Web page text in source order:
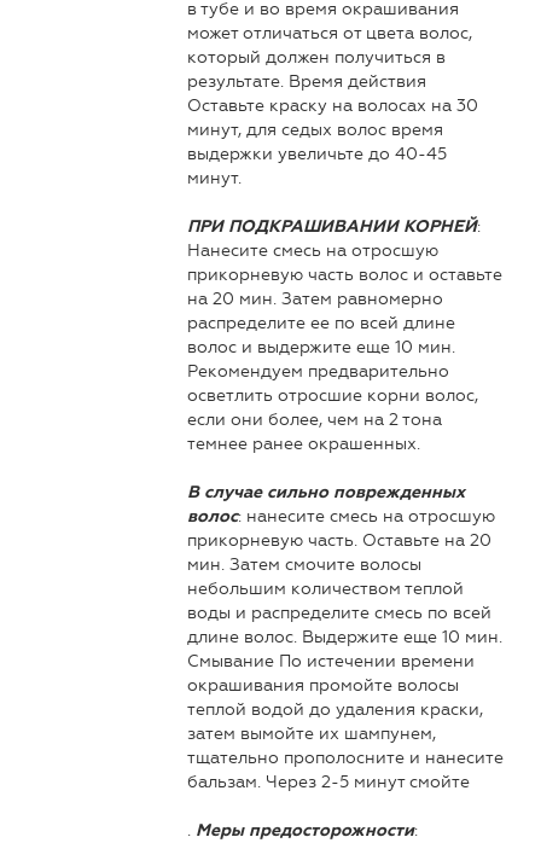
в тубе и во время окрашивания
может отличаться от цвета волос,
который должен получиться в
результате. Время действия
Оставьте краску на волосах на 30
минут, для седых волос время
выдержки увеличьте до 40-45
минут.
ПРИ ПОДКРАШИВАНИИ КОРНЕЙ:
Нанесите смесь на отросшую
прикорневую часть волос и оставьте
на 20 мин. Затем равномерно
распределите ее по всей длине
волос и выдержите еще 10 мин.
Рекомендуем предварительно
осветлить отросшие корни волос,
если они более, чем на 2 тона
темнее ранее окрашенных.
В случае сильно поврежденных
волос: нанесите смесь на отросшую
прикорневую часть. Оставьте на 20
мин. Затем смочите волосы
небольшим количеством теплой
воды и распределите смесь по всей
длине волос. Выдержите еще 10 мин.
Смывание По истечении времени
окрашивания промойте волосы
теплой водой до удаления краски,
затем вымойте их шампунем,
тщательно прополосните и нанесите
бальзам. Через 2-5 минут смойте
. Меры предосторожности: